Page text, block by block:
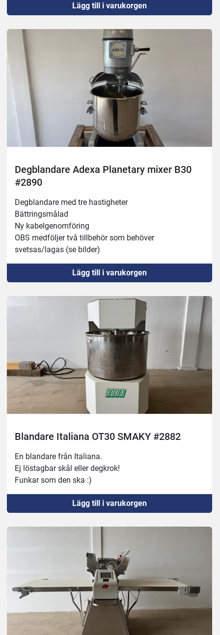
Lägg till i varukorgen
Degblandare Adexa Planetary mixer B30
#2890
Degblandare med tre hastigheter
Bättringsmålad
Ny kabelgenomföring
OBS medföljer två tillbehör som behöver
svetsas/lagas (se bilder)
Lägg till i varukorgen
Blandare Italiana OT30 SMAKY #2882
En blandare från Italiana.
Ej löstagbar skål eller degkrok!
Funkar som den ska :)
Lägg till i varukorgen